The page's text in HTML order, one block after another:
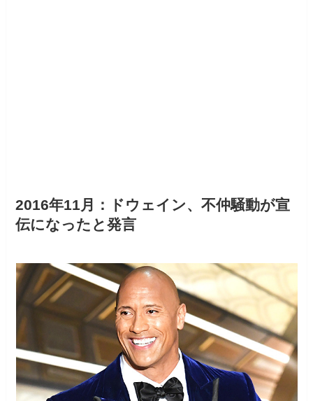
2016年11月：ドウェイン、不仲騒動が宣
伝になったと発言